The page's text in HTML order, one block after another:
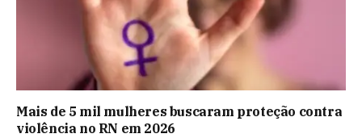
Mais de 5 mil mulheres buscaram proteção contra
violência no RN em 2026